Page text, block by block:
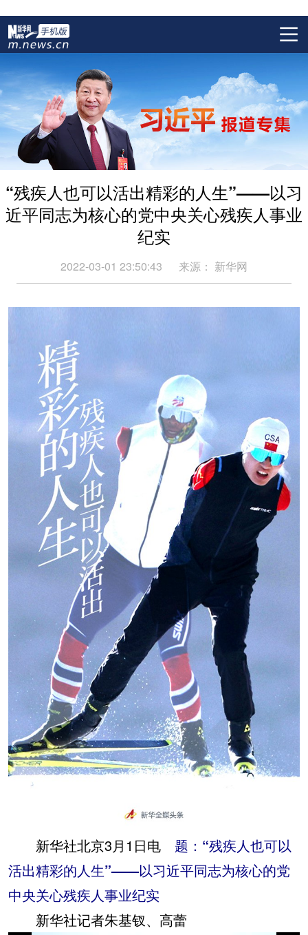
“残疾人也可以活出精彩的人生”——以习
近平同志为核心的党中央关心残疾人事业
纪实
2022-03-01 23:50:43 来源： 新华网
新华社北京3月1日电 题：“残疾人也可以
活出精彩的人生”——以习近平同志为核心的党
中央关心残疾人事业纪实
新华社记者朱基钗、高蕾